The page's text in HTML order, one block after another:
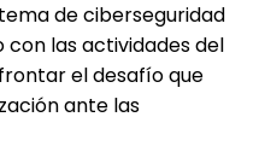
de ciberseguridad
las actividades del
el desafío que
ante las